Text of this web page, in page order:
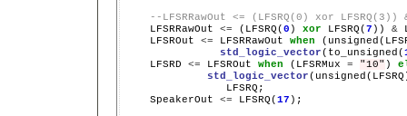
--LFSRRawOut <= (LFSRQ(0) xor
    LFSRRawOut
<= (LFSRQ(0 ) xor LFSRQ(7 )) &
    LFSROut
<= LFSRRawOut when
std_logic_vector(to_unsigned(
    LFSRD
<= LFSROut when (LFSRMux = "10" )
std_logic_vector
                LFSRQ;
    SpeakerOut
<= LFSRQ(17 );